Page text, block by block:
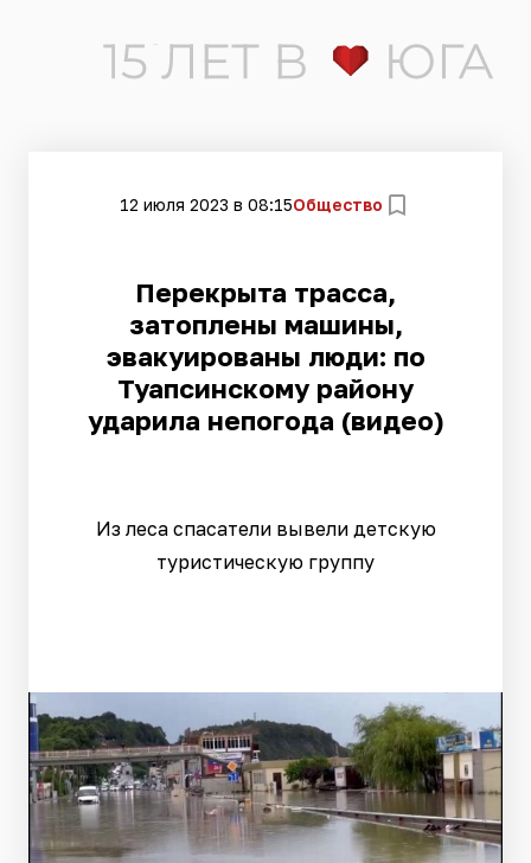
12 июля 2023 в 08:15Общество
​Перекрыта трасса,
затоплены машины,
эвакуированы люди: по
Туапсинскому району
ударила непогода (видео)
Из леса спасатели вывели детскую
туристическую группу